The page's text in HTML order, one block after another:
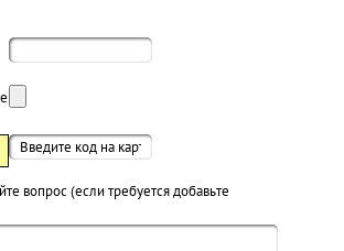
вопрос (если требуется добавьте